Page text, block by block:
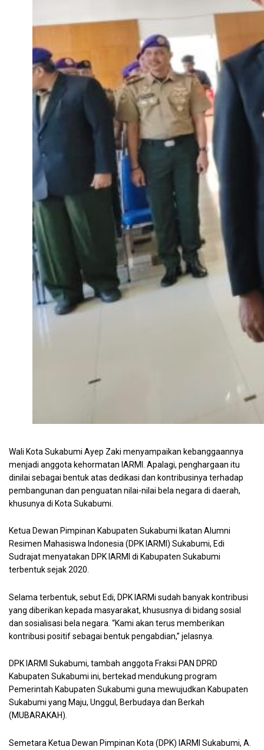
Wali Kota Sukabumi Ayep Zaki menyampaikan kebanggaannya
menjadi anggota kehormatan IARMI. Apalagi, penghargaan itu
dinilai sebagai bentuk atas dedikasi dan kontribusinya terhadap
pembangunan dan penguatan nilai-nilai bela negara di daerah,
khusunya di Kota Sukabumi.
Ketua Dewan Pimpinan Kabupaten Sukabumi Ikatan Alumni
Resimen Mahasiswa Indonesia (DPK IARMI) Sukabumi, Edi
Sudrajat menyatakan DPK IARMI di Kabupaten Sukabumi
terbentuk sejak 2020.
Selama terbentuk, sebut Edi, DPK IARMi sudah banyak kontribusi
yang diberikan kepada masyarakat, khususnya di bidang sosial
dan sosialisasi bela negara. “Kami akan terus memberikan
kontribusi positif sebagai bentuk pengabdian,” jelasnya.
DPK IARMI Sukabumi, tambah anggota Fraksi PAN DPRD
Kabupaten Sukabumi ini, bertekad mendukung program
Pemerintah Kabupaten Sukabumi guna mewujudkan Kabupaten
Sukabumi yang Maju, Unggul, Berbudaya dan Berkah
(MUBARAKAH).
Semetara Ketua Dewan Pimpinan Kota (DPK) IARMI Sukabumi, A.